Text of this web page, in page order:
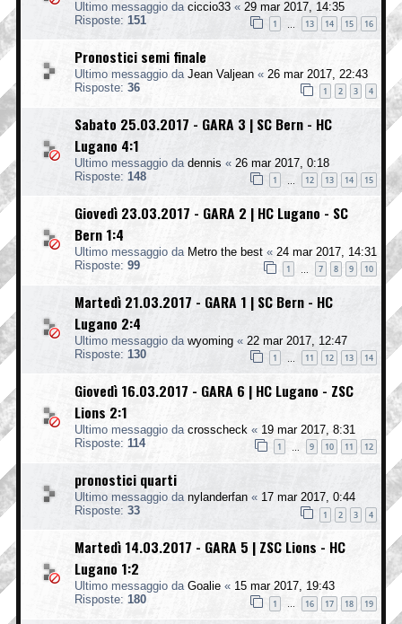
Ultimo messaggio da ciccio33 « 29 mar 2017, 14:35
Risposte: 151 1 13 14 15 16
Pronostici semi finale
Ultimo messaggio da Jean Valjean « 26 mar 2017, 22:43
Risposte: 36 1 2 3 4
Sabato 25.03.2017 - GARA 3 | SC Bern - HC
Lugano 4:1
Ultimo messaggio da dennis « 26 mar 2017, 0:18
Risposte: 148 1 12 13 14 15
Giovedì 23.03.2017 - GARA 2 | HC Lugano - SC
Bern 1:4
Ultimo messaggio da Metro the best « 24 mar 2017, 14:31
Risposte: 99 1 7 8 9 10
Martedì 21.03.2017 - GARA 1 | SC Bern - HC
Lugano 2:4
Ultimo messaggio da wyoming « 22 mar 2017, 12:47
Risposte: 130 1 11 12 13 14
Giovedì 16.03.2017 - GARA 6 | HC Lugano - ZSC
Lions 2:1
Ultimo messaggio da crosscheck « 19 mar 2017, 8:31
Risposte: 114 1 9 10 11 12
pronostici quarti
Ultimo messaggio da nylanderfan « 17 mar 2017, 0:44
Risposte: 33 1 2 3 4
Martedì 14.03.2017 - GARA 5 | ZSC Lions - HC
Lugano 1:2
Ultimo messaggio da Goalie « 15 mar 2017, 19:43
Risposte: 180 1 … 16 17 18 19